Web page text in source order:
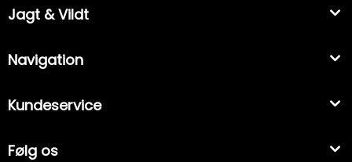
Jagt & Vildt
Navigation
Kundeservice
Følg os